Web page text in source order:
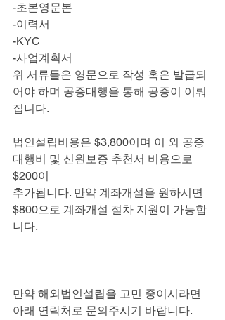
-초본영문본
-이력서
-KYC
-사업계획서
위 서류들은 영문으로 작성 혹은 발급되
어야 하며 공증대행을 통해 공증이 이뤄
집니다.
법인설립비용은 $3,800이며 이 외 공증
대행비 및 신원보증 추천서 비용으로
$200이
추가됩니다. 만약 계좌개설을 원하시면
$800으로 계좌개설 절차 지원이 가능합
니다.
만약 해외법인설립을 고민 중이시라면
아래 연락처로 문의주시기 바랍니다.